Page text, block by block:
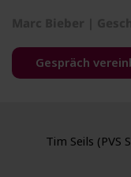
Gespräch
Tim Seils (PVS